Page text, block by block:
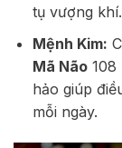
tụ vượng khí.
Mệnh Kim:
Mã Não108
hảo giúp
mỗi ngày.